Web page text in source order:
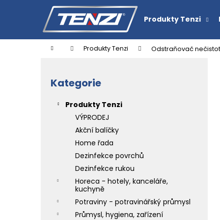
Produkty Tenzi
Domů Produkty Tenzi Odstraňovač nečistot
Přeskočit
kategorie
Kategorie
Produkty Tenzi
VÝPRODEJ
Akční balíčky
Home řada
Dezinfekce povrchů
Dezinfekce rukou
Horeca - hotely, kanceláře,
kuchyně
Potraviny - potravinářský průmysl
Průmysl, hygiena, zařízení
í
Zpět
do
Zpět
do
ČISTIČ TENZI DETAILER BLEEDING RIM
CHERRY
151,30 Kč